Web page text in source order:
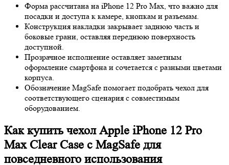
Форма рассчитана на iPhone 12 Pro Max, что важно для
посадки и доступа к камере, кнопкам и разъемам.
Конструкция накладки закрывает заднюю часть и
боковые грани, оставляя переднюю поверхность
доступной.
Прозрачное исполнение оставляет заметным
оформление смартфона и сочетается с разными цветами
корпуса.
Обозначение MagSafe помогает подобрать чехол для
соответствующего сценария с совместимым
оборудованием.
Как купить чехол Apple iPhone 12 Pro
Max Clear Case c MagSafe для
повседневного использования